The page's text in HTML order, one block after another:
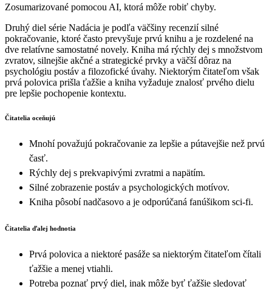
Zosumarizované pomocou AI, ktorá môže robiť chyby.
Druhý diel série Nadácia je podľa väčšiny recenzií silné
pokračovanie, ktoré často prevyšuje prvú knihu a je rozdelené na
dve relatívne samostatné novely. Kniha má rýchly dej s množstvom
zvratov, silnejšie akčné a strategické prvky a väčší dôraz na
psychológiu postáv a filozofické úvahy. Niektorým čitateľom však
prvá polovica prišla ťažšie a kniha vyžaduje znalosť prvého dielu
pre lepšie pochopenie kontextu.
Čitatelia oceňujú
Mnohí považujú pokračovanie za lepšie a pútavejšie než prvú
časť.
Rýchly dej s prekvapivými zvratmi a napätím.
Silné zobrazenie postáv a psychologických motívov.
Kniha pôsobí nadčasovo a je odporúčaná fanúšikom sci‑fi.
Čitatelia ďalej hodnotia
Prvá polovica a niektoré pasáže sa niektorým čitateľom čítali
ťažšie a menej vtiahli.
Potreba poznať prvý diel, inak môže byť ťažšie sledovať